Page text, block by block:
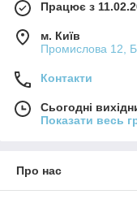
Працює з
м. Київ
Промислова 12,
Контакти
Сьогодні
Показати весь
Про нас